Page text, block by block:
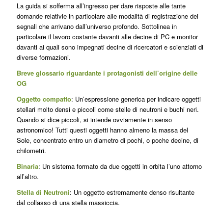
La guida si sofferma all’ingresso per dare risposte alle tante
domande relativie in particolare alle modalità di registrazione dei
segnali che arrivano dall’universo profondo. Sottolinea in
particolare il lavoro costante davanti alle decine di PC e monitor
davanti ai quali sono impegnati decine di ricercatori e scienziati di
diverse formazioni.
Breve glossario riguardante i protagonisti dell’origine delle
OG
Oggetto compatto: Un’espressione generica per indicare oggetti
stellari molto densi e piccoli come stelle di neutroni e buchi neri.
Quando si dice piccoli, si intende ovviamente in senso
astronomico! Tutti questi oggetti hanno almeno la massa del
Sole, concentrato entro un diametro di pochi, o poche decine, di
chilometri.
Binaria: Un sistema formato da due oggetti in orbita l’uno attorno
all’altro.
Stella di Neutroni: Un oggetto estremamente denso risultante
dal collasso di una stella massiccia.